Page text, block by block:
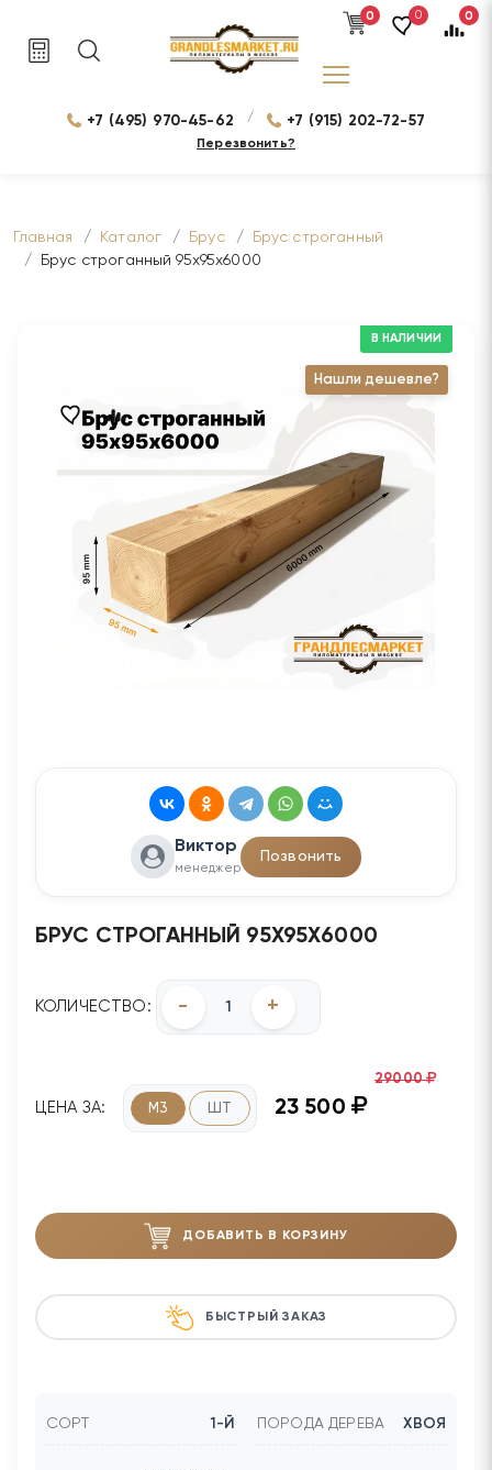
0 0 0
+7 (495) 970-45-62 / +7 (915) 202-72-57
Перезвонить?
Главная Каталог Брус
Брус строганный
Брус строганный 95х95х6000
Нашли дешевле?
В НАЛИЧИИ
Виктор
менеджер
Позвонить
БРУС СТРОГАННЫЙ 95Х95Х6000
ЦЕНА ЗА: М3 ШТ 23 500
29000
КОЛИЧЕСТВО: - +
ДОБАВИТЬ В КОРЗИНУ
БЫСТРЫЙ ЗАКАЗ
СОРТ 1-Й ПОРОДА ДЕРЕВА ХВОЯ